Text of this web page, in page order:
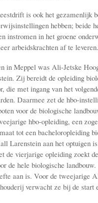
is ook het gezamenlijk
hebben; beide
instromen in het groene
arbeidskrachten af te leveren.
in Meppel was Ali-Jetske
Zij bereidt de opleiding
die met ingang van het
Daarmee zet de hbo-
voor de biologische
hbo-opleiding, een
tot een bacheloropleiding
Larenstein aan het optuigen
de vierjarige opleiding zoekt
de hele biologische
aan is. Voor de tweejarige
verwacht ze bij de start